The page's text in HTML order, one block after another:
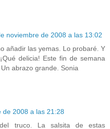
noviembre de 2008 a las 13:02
añadir las yemas. Lo probaré. Y
delicia! Este fin de semana
abrazo grande. Sonia
de 2008 a las 21:28
truco. La salsita de estas